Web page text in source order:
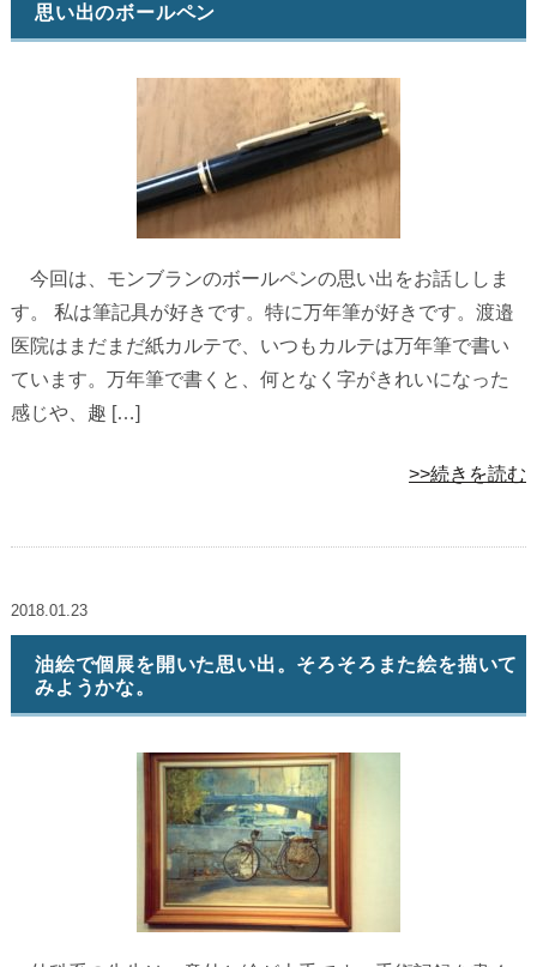
思い出のボールペン
今回は、モンブランのボールペンの思い出をお話ししま
す。 私は筆記具が好きです。特に万年筆が好きです。渡邉
医院はまだまだ紙カルテで、いつもカルテは万年筆で書い
ています。万年筆で書くと、何となく字がきれいになった
感じや、趣 […]
>>続きを読む
2018.01.23
油絵で個展を開いた思い出。そろそろまた絵を描いて
みようかな。